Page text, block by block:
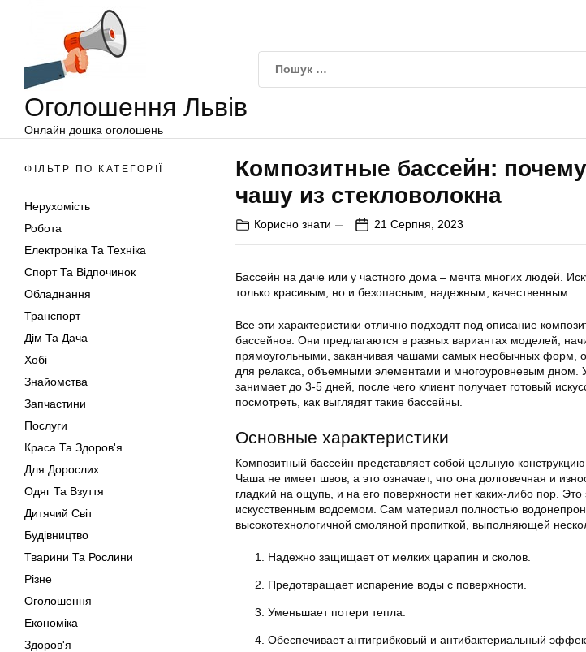
Оголошення Львів
Онлайн дошка оголошень
ФІЛЬТР ПО КАТЕГОРІЇ
Нерухомість
Робота
Електроніка Та Техніка
Спорт Та Відпочинок
Обладнання
Транспорт
Дім Та Дача
Хобі
Знайомства
Запчастини
Послуги
Краса Та Здоров'я
Для Дорослих
Одяг Та Взуття
Дитячий Світ
Будівництво
Тварини Та Рослини
Різне
Оголошення
Економіка
Здоров'я
Композитные бассейн:
чашу из стекловолокна
Корисно знати 21 Серпня, 2023
Бассейн на даче или у частного дома – мечта многих людей.
только красивым, но и безопасным, надежным, качественным.
Все эти характеристики отлично подходят под описание
бассейнов. Они предлагаются в разных вариантах моделей,
прямоугольными, заканчивая чашами самых необычных форм,
для релакса, объемными элементами и многоуровневым дном.
занимает до 3-5 дней, после чего клиент получает готовый
посмотреть, как выглядят такие бассейны.
Основные характеристики
Композитный бассейн представляет собой цельную
Чаша не имеет швов, а это означает, что она долговечная и
гладкий на ощупь, и на его поверхности нет каких-либо пор.
искусственным водоемом. Сам материал полностью
высокотехнологичной смоляной пропиткой, выполняющей
Надежно защищает от мелких царапин и сколов.
Предотвращает испарение воды с поверхности.
Уменьшает потери тепла.
Обеспечивает антигрибковый и антибактериальный